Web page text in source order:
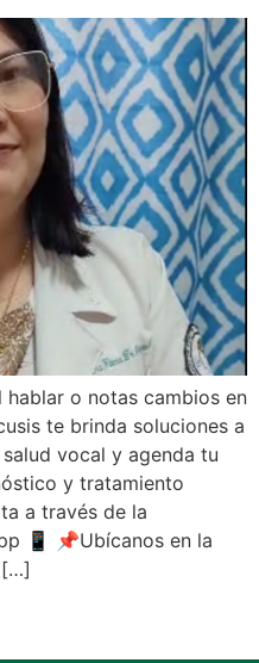
o notas cambios en
te brinda soluciones a
vocal y agenda tu
y tratamiento
a través de la
📱 📌Ubícanos en la
[…]